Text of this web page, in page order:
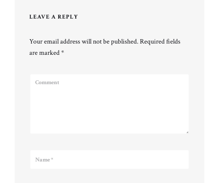
LEAVE A REPLY
Your email address will not be published.Required fields
are marked*